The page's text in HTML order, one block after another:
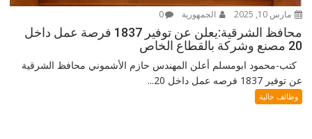
مارس 10, 2025 الجمهورية 0
محافظ الشرقية:يعلن عن توفير 1837 فرصة عمل داخل
20 مصنع وشركة بالقطاع الخاص
كتب-محمود ابومسلم أعلن المهندس حازم الأشموني محافظ الشرقية
عن توفير 1837 فرصه عمل داخل 20...
وظائف خالية